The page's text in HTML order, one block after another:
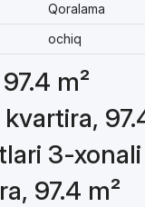
Qoralama
ochiq
m²
3-xonali
97.4 m²